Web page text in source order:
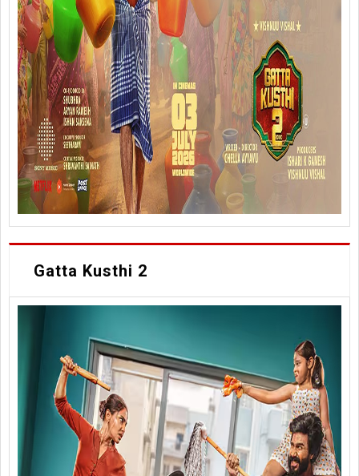
Gatta Kusthi 2